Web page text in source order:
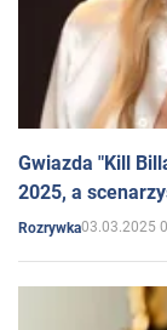
Gwiazda "Kill
2025, a
Rozrywka03.03.2025